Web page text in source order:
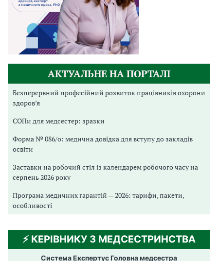
АКТУАЛЬНЕ НА ПОРТАЛІ
Безперервний професійний розвиток працівників охорони
здоров’я
СОПи для медсестер: зразки
Форма № 086/о: медична довідка для вступу до закладів
освіти
Заставки на робочий стіл із календарем робочого часу на
серпень 2026 року
Програма медичних гарантій — 2026: тарифи, пакети,
особливості
⚡️ КЕРІВНИКУ З МЕДСЕСТРИНСТВА
Система Експертус Головна медсестра